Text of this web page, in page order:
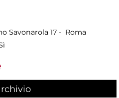
Savonarola 17 - Roma